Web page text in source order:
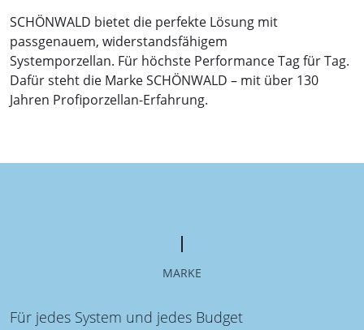
SCHÖNWALD bietet die perfekte Lösung mit
passgenauem, widerstandsfähigem
Systemporzellan. Für höchste Performance Tag für Tag.
Dafür steht die Marke SCHÖNWALD – mit über 130
Jahren Profiporzellan-Erfahrung.
MARKE
Für jedes System und jedes Budget